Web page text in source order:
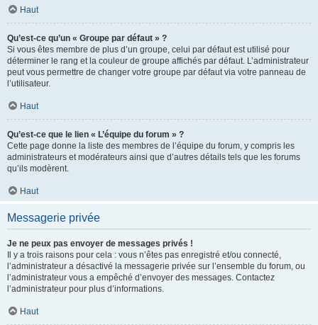
Haut
Qu’est-ce qu’un « Groupe par défaut » ?
Si vous êtes membre de plus d’un groupe, celui par défaut est utilisé pour
déterminer le rang et la couleur de groupe affichés par défaut. L’administrateur
peut vous permettre de changer votre groupe par défaut via votre panneau de
l’utilisateur.
Haut
Qu’est-ce que le lien « L’équipe du forum » ?
Cette page donne la liste des membres de l’équipe du forum, y compris les
administrateurs et modérateurs ainsi que d’autres détails tels que les forums
qu’ils modèrent.
Haut
Messagerie privée
Je ne peux pas envoyer de messages privés !
Il y a trois raisons pour cela : vous n’êtes pas enregistré et/ou connecté,
l’administrateur a désactivé la messagerie privée sur l’ensemble du forum, ou
l’administrateur vous a empêché d’envoyer des messages. Contactez
l’administrateur pour plus d’informations.
Haut